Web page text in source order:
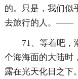
的。只是，我们似
去旅行的人。——
71、等着吧，
个海海面的大陆时
露在光天化日之下